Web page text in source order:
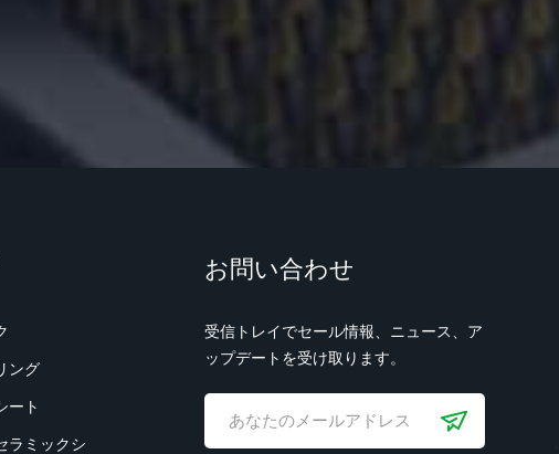
ング
ート
ラミックシ
お問い合わせ
受信トレイでセール情報、ニュース、ア
ップデートを受け取ります。